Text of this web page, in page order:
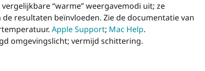
“warme” weergavemodi uit; ze
resultaten beïnvloeden. Zie de documentatie van
Apple Support; Mac Help.
omgevingslicht; vermijd schittering.